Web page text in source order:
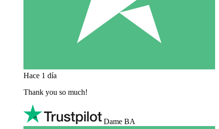
Hace 1 día
Thank you so much!
Dame BA